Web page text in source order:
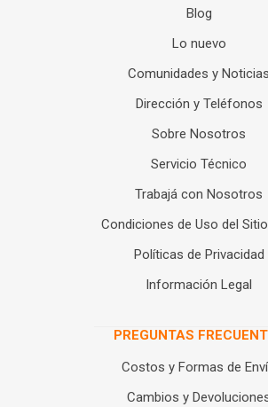
Blog
Lo nuevo
Comunidades y Noticias
Dirección y Teléfonos
Sobre Nosotros
Servicio Técnico
Trabajá con Nosotros
Condiciones de Uso del
Políticas de Privacidad
Información Legal
PREGUNTAS
Costos y Formas de
Cambios y